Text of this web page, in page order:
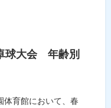
球大会 年齢別
体育館において、春